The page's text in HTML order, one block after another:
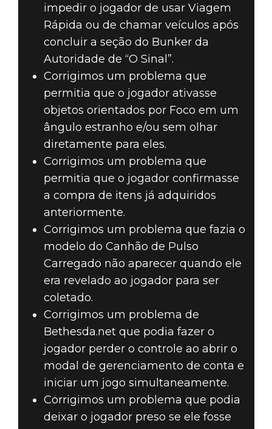
impedir o jogador de usar Viagem
Rápida ou de chamar veículos após
concluir a seção do Bunker da
Autoridade de “O Sinal”.
Corrigimos um problema que
permitia que o jogador ativasse
objetos orientados por Foco em um
ângulo estranho e/ou sem olhar
diretamente para eles.
Corrigimos um problema que
permitia que o jogador confirmasse
a compra de itens já adquiridos
anteriormente.
Corrigimos um problema que fazia o
modelo do Canhão de Pulso
Carregado não aparecer quando ele
era revelado ao jogador para ser
coletado.
Corrigimos um problema de
Bethesda.net que podia fazer o
jogador perder o controle ao abrir o
modal de gerenciamento de conta e
iniciar um jogo simultaneamente.
Corrigimos um problema que podia
deixar o jogador preso se ele fosse